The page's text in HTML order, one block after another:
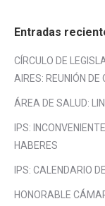
Entradas
CÍRCULO DE
AIRES: REUNIÓN DE
ÁREA DE SALUD:
IPS:
HABERES
IPS: CALENDARIO
HONORABLE